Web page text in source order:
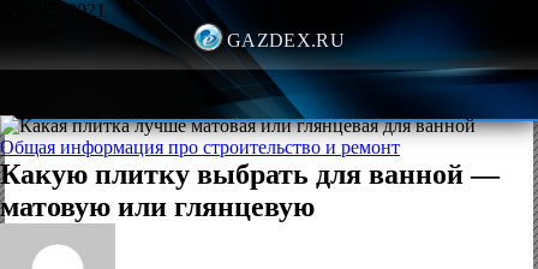
Фев 25, 2021
GAZDEX.RU
Общая информация про строительство и ремонт
Какую плитку выбрать для ванной —
матовую или глянцевую